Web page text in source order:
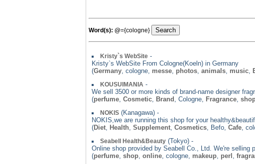
Word(s): @={cologne}
Kristy`s WebSite -
Kristy`s WebSite From Cologne(Koeln) in Germany
(Germany , cologne, messe photos animals music
KOUSUIMANIA -
We sell 3500 or more kinds of brand-name designer
(perfume Cosmetic Brand , Cologne, Fragrance
NOKIS (Kanagawa) -
NOKIS,we are running this shop for your
(Diet Health Supplement Cosmetics , Befo, Cafe ,
Seabell Health&Beauty (Tokyo) -
Online shop provided by Seabell Co., Ltd. We're selling
(perfume shop online , cologne, makeup perl